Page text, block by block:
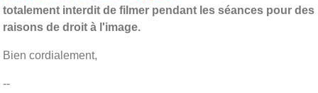
totalement interdit de filmer pendant les séances pour des
raisons de droit à l'image.
Bien cordialement,
--